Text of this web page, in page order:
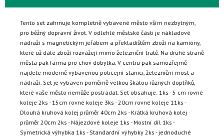
Tento set zahrnuje kompletně vybavené město vším nezbytným,
pro běžný dopravní život. V odlehlé městské části je nákladové
nádraží s magnetickým jeřábem a překladištěm zboží na kamióny,
které už dále zboží rozvážejí mimo železniční tratě. Na druhé straně
města pak farma pro chov dobytka. V centru pak samozřejmě
najdete moderně vybavenou policejní stanici, železniční most a
nádraží. Set je vybaven poměrně velkou škálou různých doplňků,
které vaše město nemůže postrádat. Set obsahuje: 1ks - 5 cm rovné
koleje 2ks - 15cm rovné koleje 3ks - 20cm rovné koleje 11ks -
Dlouhá kruhová kolej průměr 40cm 2ks - Krátká kruhová kolej
průměr 20cm 2ks - Nájezdové koleje 1ks - Mostní díl 1ks -
Symetrická výhybka 1ks - Standardní výhybky 2ks - jednoduché